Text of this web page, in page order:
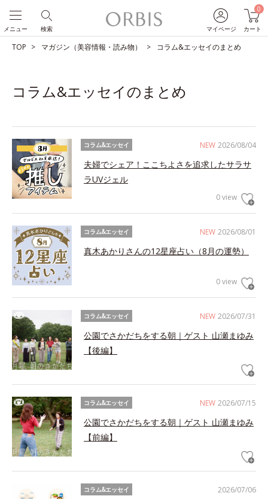
マイページ
0
カート
検索
メニュー
TOP マガジン（美容情報・読み物） コラム&エッセイのまとめ
コラム&エッセイのまとめ
NEW 2026/08/04
コラム&エッセイ
夫婦でシェア！ここちよさを追求したサラサ
ラUVジェル
0 view
NEW 2026/08/01
コラム&エッセイ
真木あかりさんの12星座占い（8月の運勢）
0 view
NEW 2026/07/31
コラム&エッセイ
公園でさかだちをする朝｜ゲスト 山瀬まゆみ
【後編】
NEW 2026/07/15
コラム&エッセイ
公園でさかだちをする朝｜ゲスト 山瀬まゆみ
【前編】
2026/07/06
コラム&エッセイ